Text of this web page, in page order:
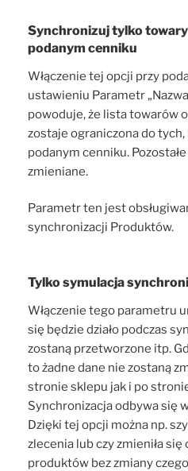
Synchronizuj tylko
podanym cenniku
Włączenie tej opcji przy
ustawieniu Parametr
powoduje, że lista towarów
zostaje ograniczona do
podanym cenniku.
zmieniane.
Parametr ten jest
synchronizacji Produktów.
Tylko symulacja
Włączenie tego parametru
się będzie działo podczas
zostaną przetworzone itp.
to żadne dane nie zostaną
stronie sklepu jak i po
Synchronizacja odbywa się
Dzięki tej opcji można np.
zlecenia lub czy zmieniła się
produktów bez zmiany